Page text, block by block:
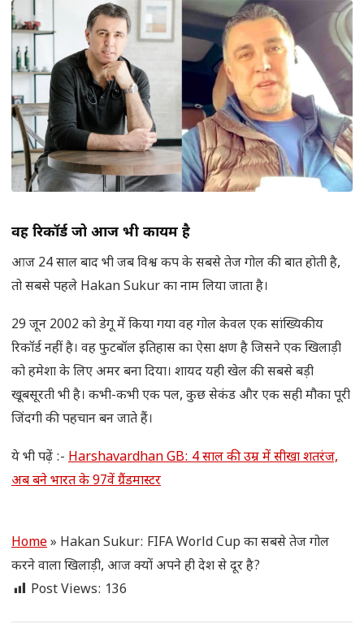
वह रिकॉर्ड जो आज भी कायम है
आज 24 साल बाद भी जब विश्व कप के सबसे तेज गोल की बात होती है,
तो सबसे पहले Hakan Sukur का नाम लिया जाता है।
29 जून 2002 को डेगू में किया गया वह गोल केवल एक सांख्यिकीय
रिकॉर्ड नहीं है। वह फुटबॉल इतिहास का ऐसा क्षण है जिसने एक खिलाड़ी
को हमेशा के लिए अमर बना दिया। शायद यही खेल की सबसे बड़ी
खूबसूरती भी है। कभी-कभी एक पल, कुछ सेकंड और एक सही मौका पूरी
जिंदगी की पहचान बन जाते हैं।
ये भी पढ़ें :- Harshavardhan GB: 4 साल की उम्र में सीखा शतरंज,
अब बने भारत के 97वें ग्रैंडमास्टर
Home» Hakan Sukur: FIFA World Cup का सबसे तेज गोल
करने वाला खिलाड़ी, आज क्यों अपने ही देश से दूर है?
Post Views: 136